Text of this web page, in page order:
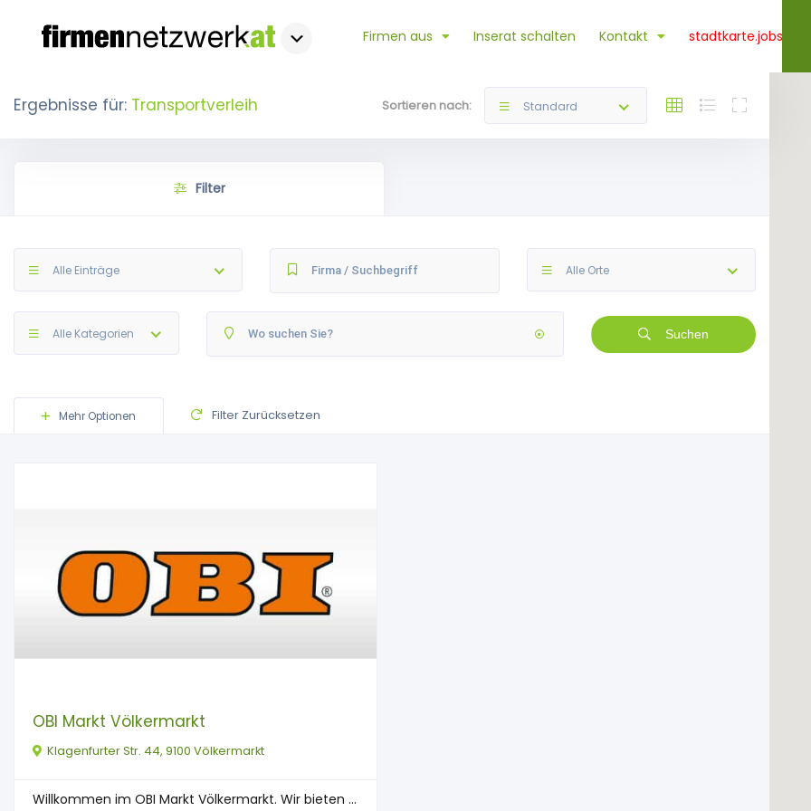
Firmen aus Inserat schalten Kontakt stadtkarte.jobs
Ergebnisse für: Transportverleih Sortieren nach: Standard
Filter
Alle Einträge Alle Orte
Alle Kategorien Suchen
Mehr Optionen Filter Zurücksetzen
OBI Markt Völkermarkt
Klagenfurter Str. 44, 9100 Völkermarkt
Willkommen im OBI Markt Völkermarkt. Wir bieten ...